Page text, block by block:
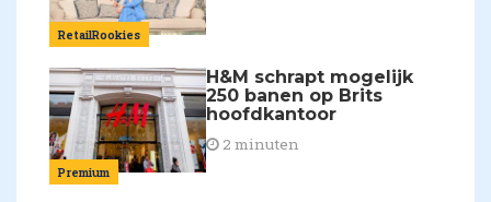
RetailRookies
Premium
H&M schrapt mogelijk
250 banen op Brits
hoofdkantoor
2 minuten